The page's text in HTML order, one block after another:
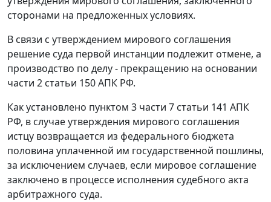
сторонами на предложенных условиях.
В связи с утверждением мирового соглашения
решение суда первой инстанции подлежит отмене, а
производство по делу - прекращению на основании
части 2 статьи 150АПК РФ.
Как установлено пунктом 3 части 7 статьи 141 АПК
РФ, в случае утверждения мирового соглашения
истцу возвращается из федерального бюджета
половина уплаченной им государственной пошлины,
за исключением случаев, если мировое соглашение
заключено в процессе исполнения судебного акта
арбитражного суда.